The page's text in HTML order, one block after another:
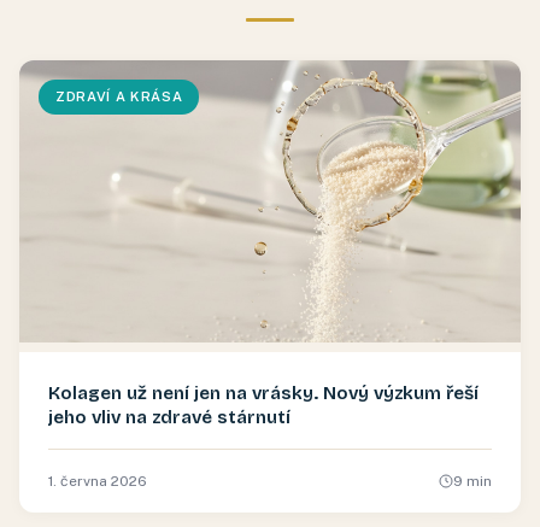
ZDRAVÍ A KRÁSA
Kolagen už není jen na vrásky. Nový výzkum řeší
jeho vliv na zdravé stárnutí
1. června 2026 9 min